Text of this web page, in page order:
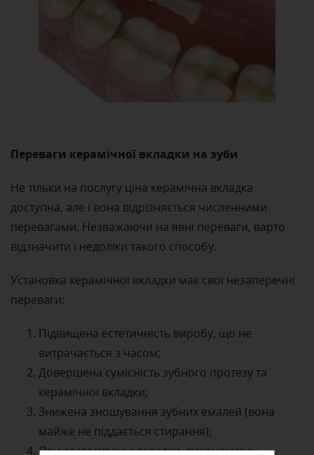
Переваги керамічної вкладки на зуби
Не тільки на послугу ціна керамічна вкладка
доступна, але і вона відрізняється численними
перевагами. Незважаючи на явні переваги, варто
відзначити і недоліки такого способу.
Установка керамічної вкладки має свої незаперечні
переваги:
Підвищена естетичність виробу, що не
витрачається з часом;
Довершена сумісність зубного протезу та
керамічної вкладки;
Знижена зношування зубних емалей (вона
майже не піддається стирання);
При застосуванні вкладки, виконаних з